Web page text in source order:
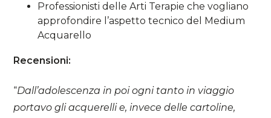
Professionisti delle Arti Terapie che vogliano
approfondire l’aspetto tecnico del Medium
Acquarello
Recensioni:
“Dall’adolescenza in poi ogni tanto in viaggio
portavo gli acquerelli e, invece delle cartoline,